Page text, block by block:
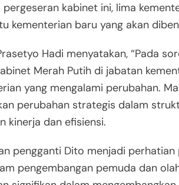
pergeseran kabinet ini, lima
kementerian baru yang akan
Hadi menyatakan, “Pada
Merah Putih di jabatan
yang mengalami perubahan.
perubahan strategis dalam
kinerja dan efisiensi.
pengganti Dito menjadi
pengembangan pemuda dan